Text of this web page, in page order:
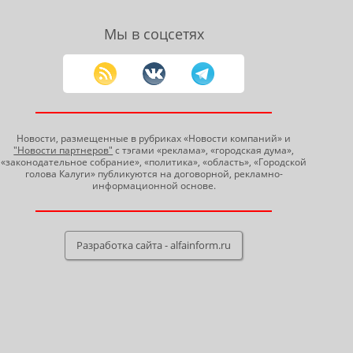
Мы в соцсетях
Новости, размещенные в рубриках «Новости компаний» и
"Новости партнеров" с тэгами «реклама», «городская дума»,
«законодательное собрание», «политика», «область», «Городской
голова Калуги» публикуются на договорной, рекламно-
информационной основе.
Разработка сайта - alfainform.ru